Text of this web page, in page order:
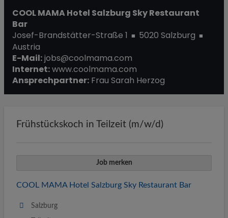
COOL MAMA Hotel Salzburg Sky Restaurant
Bar
Josef-Brandstätter-Straße 1 ■ 5020 Salzburg ■
Austria
E-Mail:jobs@coolmama.com
Internet:www.coolmama.com
Ansprechpartner: Frau Sarah Herzog
Frühstückskoch in Teilzeit (m/w/d)
Job merken
COOL MAMA Hotel Salzburg Sky Restaurant Bar
Salzburg